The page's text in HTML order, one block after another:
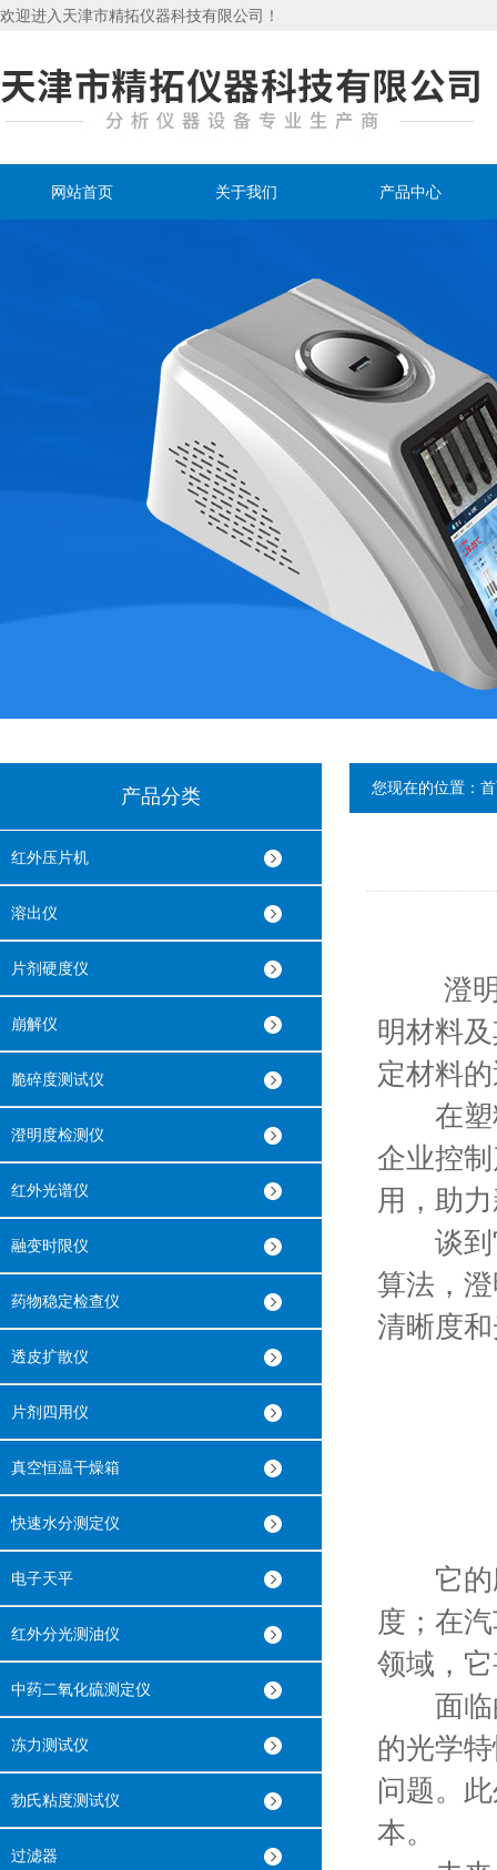
欢迎进入天津市精拓仪器科技有限公司！
网站首页 关于我们 产品中心
产品分类
红外压片机
溶出仪
片剂硬度仪
崩解仪
脆碎度测试仪
澄明度检测仪
红外光谱仪
融变时限仪
药物稳定检查仪
透皮扩散仪
片剂四用仪
真空恒温干燥箱
快速水分测定仪
电子天平
红外分光测油仪
中药二氧化硫测定仪
冻力测试仪
勃氏粘度测试仪
过滤器
您现在的位置：
澄明
明材料
定材料
在塑料
企业控
用，助
谈到它
算法，
清晰度
它的应
度；在
领域，
面临的
的光学
问题。
本。